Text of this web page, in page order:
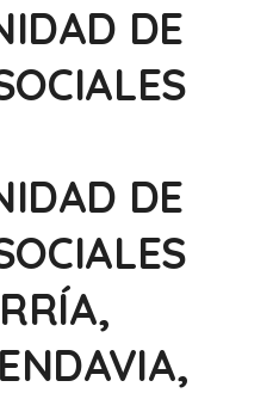
DE
DE